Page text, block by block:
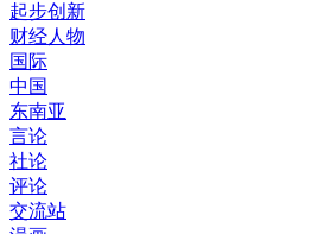
起步创新
财经人物
国际
中国
东南亚
言论
社论
评论
交流站